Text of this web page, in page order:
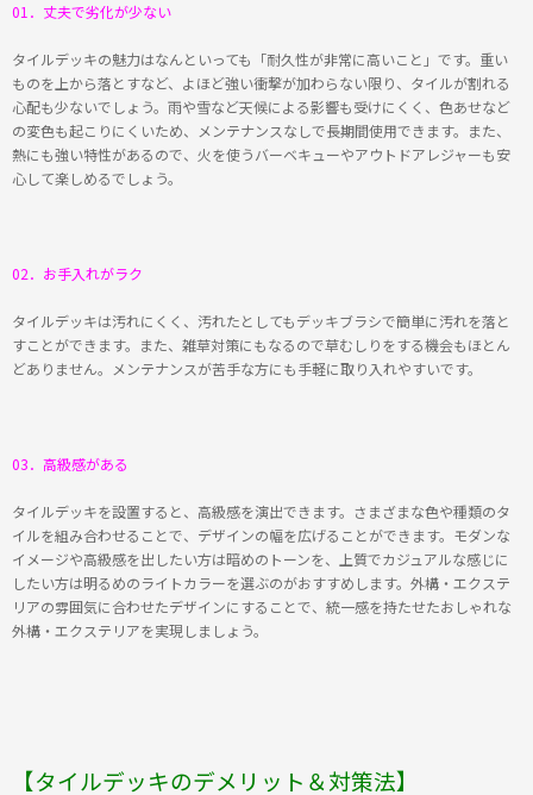
01．丈夫で劣化が少ない
タイルデッキの魅力はなんといっても「耐久性が非常に高いこと」です。重い
ものを上から落とすなど、よほど強い衝撃が加わらない限り、タイルが割れる
心配も少ないでしょう。雨や雪など天候による影響も受けにくく、色あせなど
の変色も起こりにくいため、メンテナンスなしで長期間使用できます。また、
熱にも強い特性があるので、火を使うバーベキューやアウトドアレジャーも安
心して楽しめるでしょう。
02．お手入れがラク
タイルデッキは汚れにくく、汚れたとしてもデッキブラシで簡単に汚れを落と
すことができます。また、雑草対策にもなるので草むしりをする機会もほとん
どありません。メンテナンスが苦手な方にも手軽に取り入れやすいです。
03．高級感がある
タイルデッキを設置すると、高級感を演出できます。さまざまな色や種類のタ
イルを組み合わせることで、デザインの幅を広げることができます。モダンな
イメージや高級感を出したい方は暗めのトーンを、上質でカジュアルな感じに
したい方は明るめのライトカラーを選ぶのがおすすめします。外構・エクステ
リアの雰囲気に合わせたデザインにすることで、統一感を持たせたおしゃれな
外構・エクステリアを実現しましょう。
【タイルデッキのデメリット＆対策法】